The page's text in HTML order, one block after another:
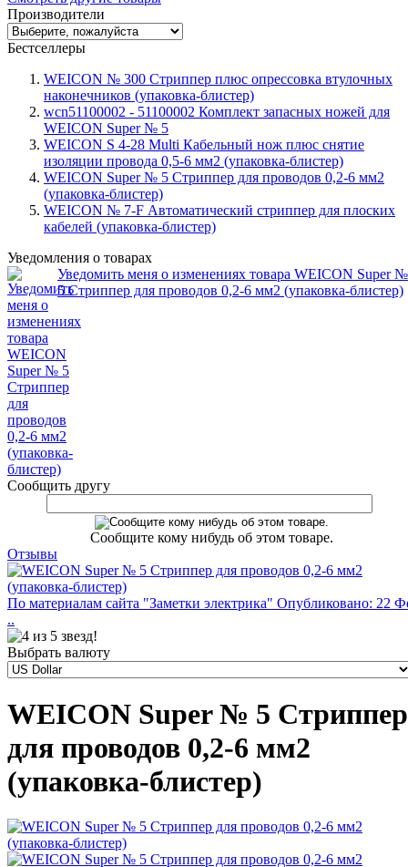
Производители
Бестселлеры
WEICON № 300 Стриппер плюс опрессовка втулочных
наконечников (упаковка-блистер)
wcn51100002 - 51100002 Комплект запасных ножей для
WEICON Super № 5
WEICON S 4-28 Multi Кабельный нож плюс снятие
изоляции провода 0,5-6 мм2 (упаковка-блистер)
WEICON Super № 5 Стриппер для проводов 0,2-6 мм2
(упаковка-блистер)
WEICON № 7-F Автоматический стриппер для плоских
кабелей (упаковка-блистер)
Уведомления о товарах
Уведомить меня о изменениях товара WEICON Super №
5 Стриппер для проводов 0,2-6 мм2 (упаковка-блистер)
Сообщить другу
Сообщите кому нибудь об этом товаре.
Отзывы
По материалам сайта "Заметки электрика" Опубликовано: 22
..
Выбрать валюту
WEICON Super № 5 Стриппер
для проводов 0,2-6 мм2
(упаковка-блистер)